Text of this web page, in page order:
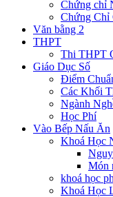
Chứng chỉ
Chứng Chỉ
Văn bằng 2
THPT
Thi THPT
Giáo Dục Số
Điểm
Các Khối
Ngành
Học Phí
Vào Bếp Nấu Ăn
Khoá Học
Món
khoá học
Khoá Học